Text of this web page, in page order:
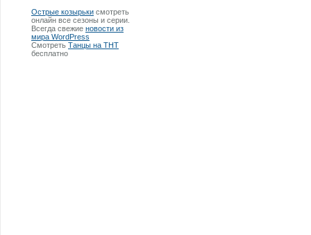
Острые козырьки смотреть
онлайн все сезоны и серии.
Всегда свежие новости из
мира WordPress
Смотреть Танцы на ТНТ
бесплатно